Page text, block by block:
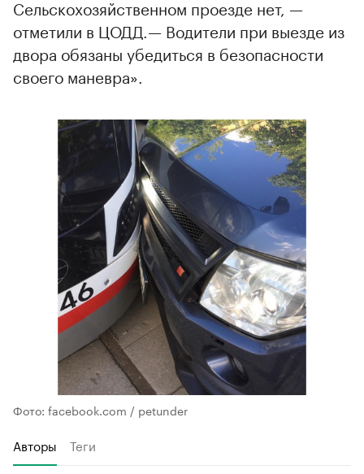
Сельскохозяйственном проезде нет, —
отметили в ЦОДД.— Водители при выезде из
двора обязаны убедиться в безопасности
своего маневра».
Фото: facebook.com / petunder
Авторы Теги